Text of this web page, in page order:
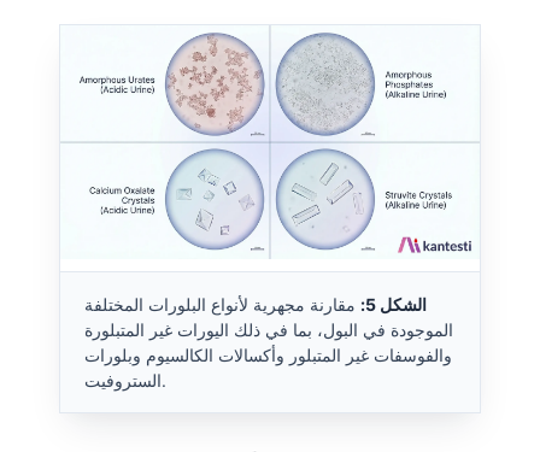
الشكل 5:
مقارنة مجهرية لأنواع البلورات المختلفة
الموجودة في البول، بما في ذلك اليورات غير المتبلورة
والفوسفات غير المتبلور وأكسالات الكالسيوم وبلورات
الستروفيت.